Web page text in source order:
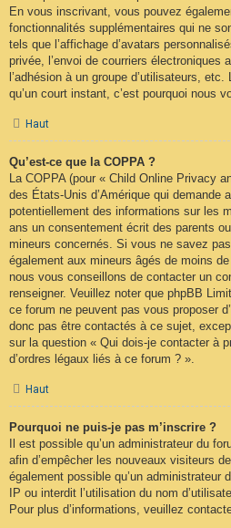
En vous inscrivant, vous pouvez
fonctionnalités supplémentaires qui ne
tels que l’affichage d’avatars
privée, l’envoi de courriers électroniques
l’adhésion à un groupe d’utilisateurs, etc.
qu’un court instant, c’est pourquoi nous
Haut
Qu’est-ce que la COPPA ?
La COPPA (pour « Child Online Privacy
des États-Unis d’Amérique qui demande
potentiellement des informations sur les
ans un consentement écrit des parents
mineurs concernés. Si vous ne savez
également aux mineurs âgés de moins
nous vous conseillons de contacter un
renseigner. Veuillez noter que phpBB
ce forum ne peuvent pas vous proposer
donc pas être contactés à ce sujet,
sur la question « Qui dois-je contacter à
d’ordres légaux liés à ce forum ? ».
Haut
Pourquoi ne puis-je pas m’inscrire ?
Il est possible qu’un administrateur du
afin d’empêcher les nouveaux visiteurs
également possible qu’un administrateur
IP ou interdit l’utilisation du nom
Pour plus d’informations, veuillez